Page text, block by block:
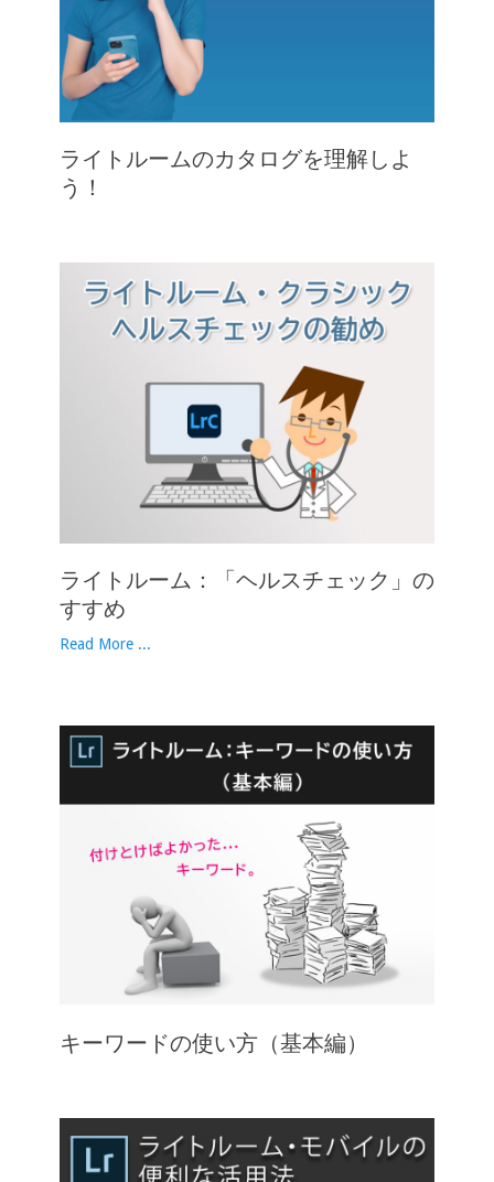
ライトルームのカタログを理解しよ
う！
ライトルーム：「ヘルスチェック」の
すすめ
Read More ...
キーワードの使い方（基本編）